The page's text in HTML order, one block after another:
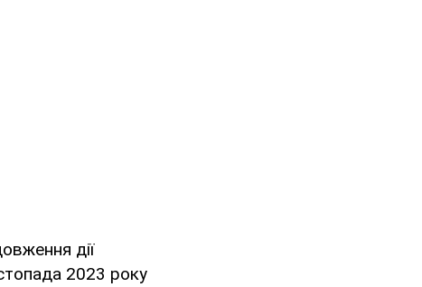
дії
2023 року